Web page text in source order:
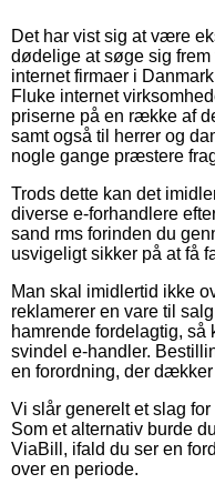
Det har vist sig at være
dødelige at søge sig
internet firmaer i
Fluke internet
priserne på en række af
samt også til herrer og
nogle gange præstere
Trods dette kan det
diverse e-forhandlere
sand rms forinden du
usvigeligt sikker på at få
Man skal imidlertid ikke
reklamerer en vare til
hamrende fordelagtig,
svindel e-handler.
en forordning, der
Vi slår generelt et slag
Som et alternativ burde
ViaBill, ifald du ser en
over en periode.